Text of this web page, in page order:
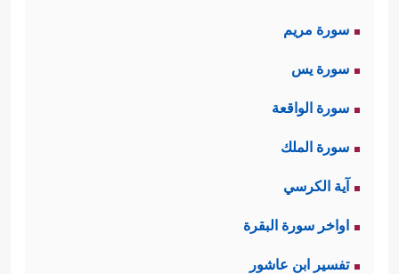
سورة مريم
سورة يس
سورة الواقعة
سورة الملك
آية الكرسي
اواخر سورة البقرة
تفسير ابن عاشور